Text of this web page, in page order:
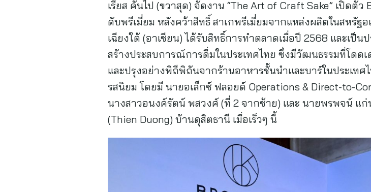
เรียส คันไป (ขวาสุด) จัดงาน “The Art of Craft Sake” เปิดตัว
ดับพรีเมี่ยม หลังคว้าสิทธิ์ สาเกพรีเมี่ยมจากแหล่งผลิตในสหรัฐ
เฉียงใต้ (อาเซียน) ได้รับสิทธิ์การทำตลาดเมื่อปี 2568 และเป็
สร้างประสบการณ์การดื่มในประเทศไทย ซึ่งมีวัฒนธรรมที่โดด
และปรุงอย่างพิถีพิถันจากร้านอาหารชั้นนำและบาร์ในประเท
รสนิยม โดยมี นายอเล็กซ์ ฟลอยด์ Operations & Direct-to-
นางสาวอนงค์รัตน์ พสวงศ์ (ที่ 2 จากซ้าย) และ นายพรพจน์ แ
(Thien Duong) บ้านดุสิตธานี เมื่อเร็วๆ นี้